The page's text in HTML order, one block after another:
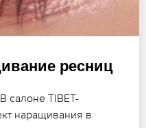
ресниц
салоне TIBET-
наращивания в